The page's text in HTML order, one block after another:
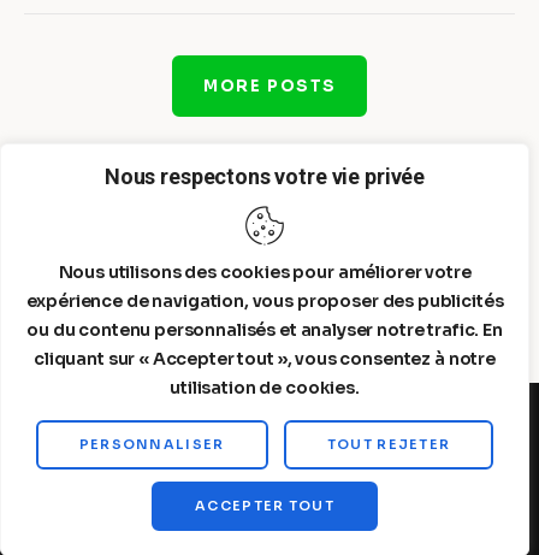
Nous respectons votre vie privée
Nous utilisons des cookies pour améliorer votre
expérience de navigation, vous proposer des publicités
ou du contenu personnalisés et analyser notre trafic. En
cliquant sur « Accepter tout », vous consentez à notre
utilisation de cookies.
PERSONNALISER TOUT REJETER
ACCEPTER TOUT
MORE POSTS
Steelldy© 2026. All Rights Reserved.